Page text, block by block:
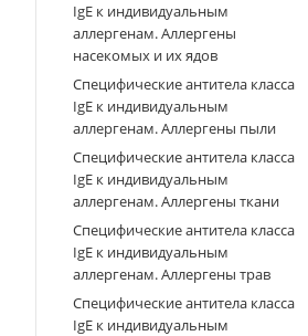
IgE к индивидуальным
аллергенам. Аллергены
насекомых и их ядов
Специфические антитела класса
IgE к индивидуальным
аллергенам. Аллергены пыли
Специфические антитела класса
IgE к индивидуальным
аллергенам. Аллергены ткани
Специфические антитела класса
IgE к индивидуальным
аллергенам. Аллергены трав
Специфические антитела класса
IgE к индивидуальным